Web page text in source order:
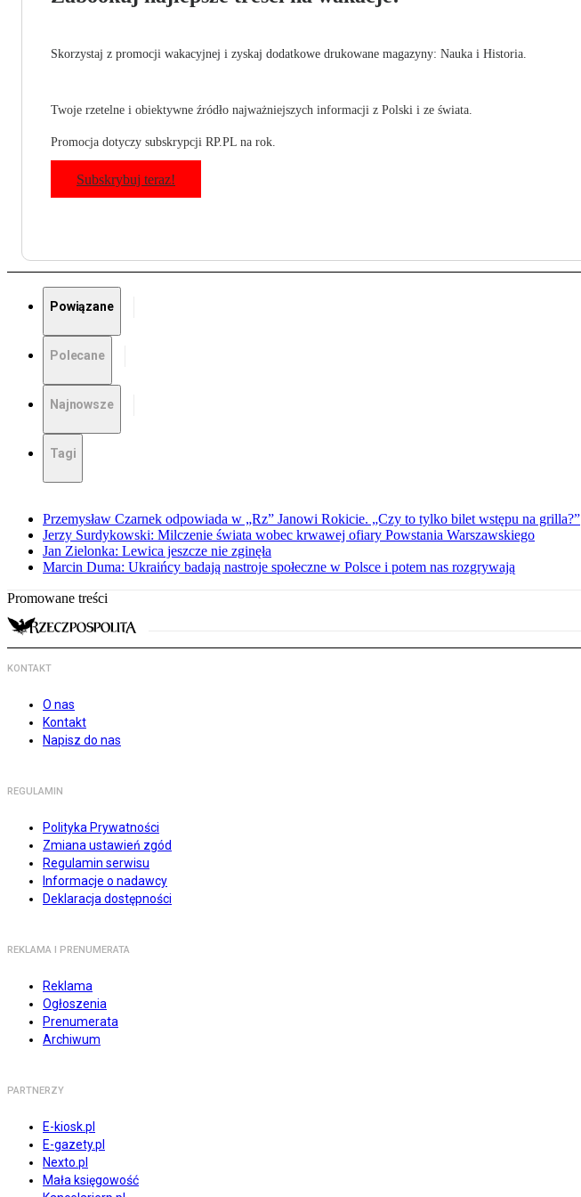
Skorzystaj z promocji wakacyjnej i zyskaj dodatkowe drukowane magazyny: Nauka i Historia.
Twoje rzetelne i obiektywne źródło najważniejszych informacji z Polski i ze świata.
Promocja dotyczy subskrypcji RP.PL na rok.
Subskrybuj teraz!
Powiązane
Polecane
Najnowsze
Tagi
Przemysław Czarnek odpowiada w „Rz” Janowi Rokicie. „Czy to tylko bilet wstępu na grilla?”
Jerzy Surdykowski: Milczenie świata wobec krwawej ofiary Powstania Warszawskiego
Jan Zielonka: Lewica jeszcze nie zginęła
Marcin Duma: Ukraińcy badają nastroje społeczne w Polsce i potem nas rozgrywają
Promowane treści
KONTAKT
O nas
Kontakt
Napisz do nas
REGULAMIN
Polityka Prywatności
Zmiana ustawień zgód
Regulamin serwisu
Informacje o nadawcy
Deklaracja dostępności
REKLAMA I PRENUMERATA
Reklama
Ogłoszenia
Prenumerata
Archiwum
PARTNERZY
E-kiosk.pl
E-gazety.pl
Nexto.pl
Mała księgowość